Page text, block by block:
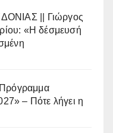
|| Γιώργος
«Η δέσμευσή
Πρόγραμμα
– Πότε λήγει η